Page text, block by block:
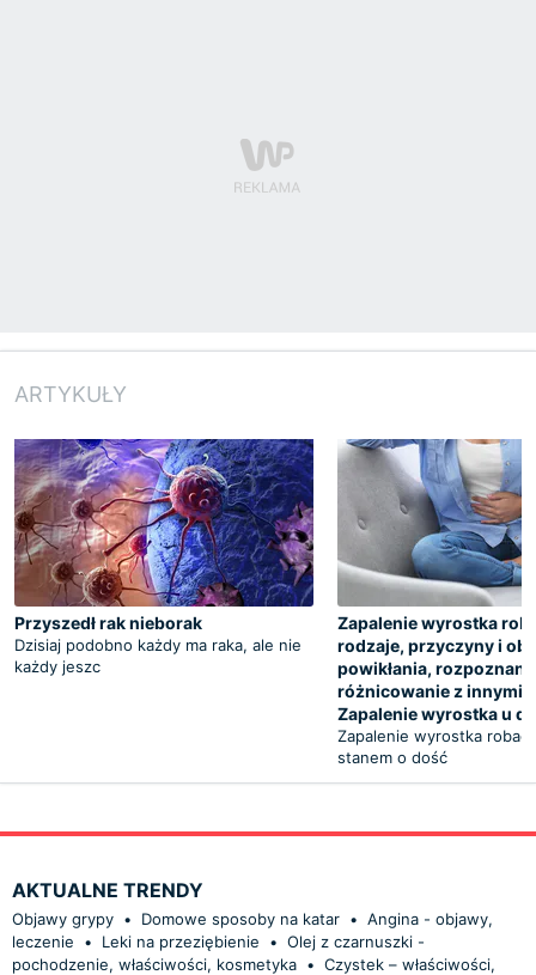
ARTYKUŁY
Przyszedł rak nieborak
Dzisiaj podobno każdy ma raka, ale nie
każdy jeszc
Zapalenie wyrostka
rodzaje, przyczyny i
powikłania,
różnicowanie z innymi
Zapalenie wyrostka u
Zapalenie wyrostka
stanem o dość
AKTUALNE TRENDY
Objawy grypy • Domowe sposoby na katar • Angina - objawy,
leczenie
• Leki na przeziębienie • Olej z czarnuszki -
pochodzenie, właściwości, kosmetyka • Czystek – właściwości,